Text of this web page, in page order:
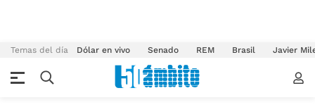
Temas del día Dólar en vivo Senado REM Brasil Javier